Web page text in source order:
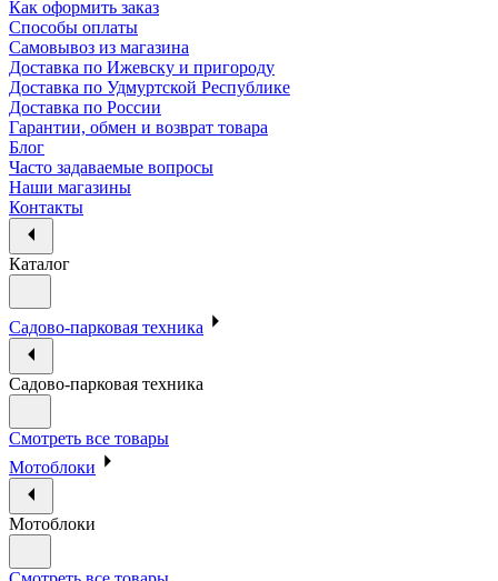
Как оформить заказ
Способы оплаты
Самовывоз из магазина
Доставка по Ижевску и пригороду
Доставка по Удмуртской Республике
Доставка по России
Гарантии, обмен и возврат товара
Блог
Часто задаваемые вопросы
Наши магазины
Контакты
Каталог
Садово-парковая техника
Садово-парковая техника
Смотреть все товары
Мотоблоки
Мотоблоки